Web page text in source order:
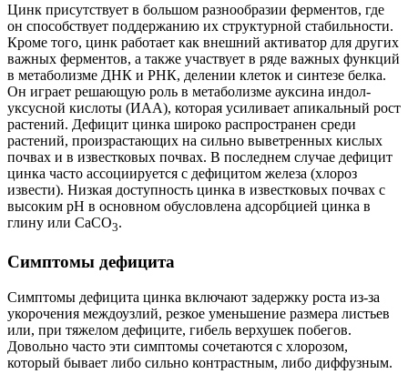
Цинк присутствует в большом разнообразии ферментов, где
он способствует поддержанию их структурной стабильности.
Кроме того, цинк работает как внешний активатор для других
важных ферментов, а также участвует в ряде важных функций
в метаболизме ДНК и РНК, делении клеток и синтезе белка.
Он играет решающую роль в метаболизме ауксина индол-
уксусной кислоты (ИАА), которая усиливает апикальный рост
растений. Дефицит цинка широко распространен среди
растений, произрастающих на сильно выветренных кислых
почвах и в известковых почвах. В последнем случае дефицит
цинка часто ассоциируется с дефицитом железа (хлороз
извести). Низкая доступность цинка в известковых почвах с
высоким рН в основном обусловлена адсорбцией цинка в
глину или СаСО3.
Симптомы дефицита
Симптомы дефицита цинка включают задержку роста из-за
укорочения междоузлий, резкое уменьшение размера листьев
или, при тяжелом дефиците, гибель верхушек побегов.
Довольно часто эти симптомы сочетаются с хлорозом,
который бывает либо сильно контрастным, либо диффузным.